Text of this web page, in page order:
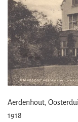
Aerdenhout,
1918